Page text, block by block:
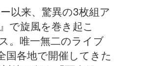
以来、驚異の3枚組ア
で旋風を巻き起こ
。唯一無二のライブ
各地で開催してきた